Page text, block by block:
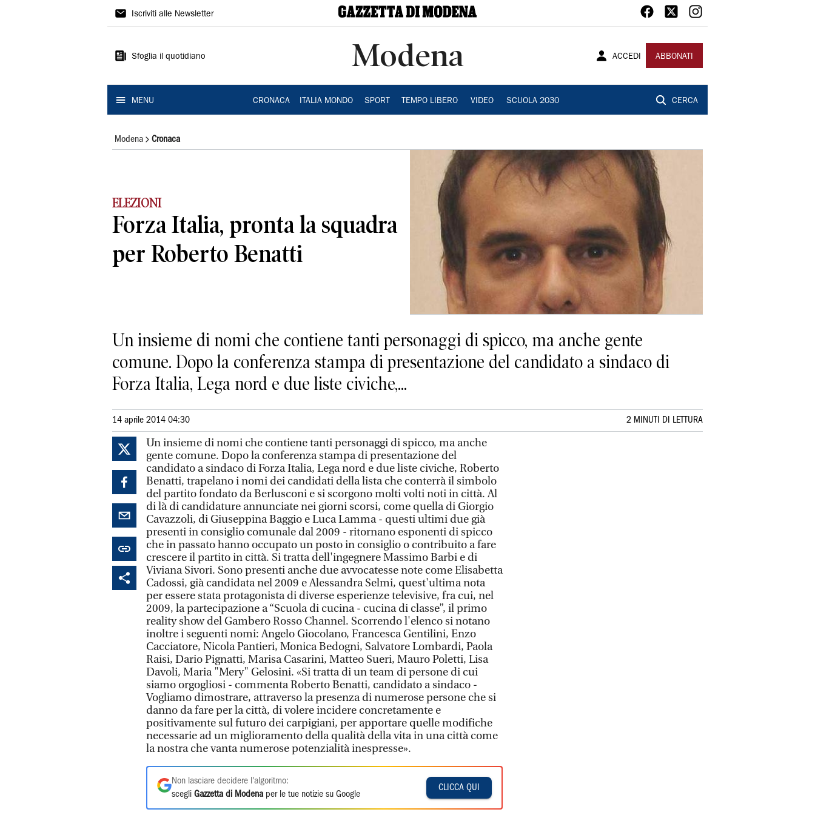
Gazzetta
Modena
Iscriviti alle Newsletter
Sfoglia il quotidiano Modena ACCEDI ABBONATI
MENU CRONACA ITALIA MONDO SPORT TEMPO LIBERO VIDEO SCUOLA 2030 CERCA
Modena Cronaca
ELEZIONI
Forza Italia, pronta la squadra
per Roberto Benatti
Un insieme di nomi che contiene tanti personaggi di spicco, ma anche gente
comune. Dopo la conferenza stampa di presentazione del candidato a sindaco di
Forza Italia, Lega nord e due liste civiche,...
14 aprile 2014 04:30 2 MINUTI DI LETTURA
Un insieme di nomi che contiene tanti personaggi di spicco, ma anche
gente comune. Dopo la conferenza stampa di presentazione del
candidato a sindaco di Forza Italia, Lega nord e due liste civiche, Roberto
Benatti, trapelano i nomi dei candidati della lista che conterrà il simbolo
del partito fondato da Berlusconi e si scorgono molti volti noti in città. Al
di là di candidature annunciate nei giorni scorsi, come quella di Giorgio
Cavazzoli, di Giuseppina Baggio e Luca Lamma - questi ultimi due già
presenti in consiglio comunale dal 2009 - ritornano esponenti di spicco
che in passato hanno occupato un posto in consiglio o contribuito a fare
crescere il partito in città. Si tratta dell'ingegnere Massimo Barbi e di
Viviana Sivori. Sono presenti anche due avvocatesse note come Elisabetta
Cadossi, già candidata nel 2009 e Alessandra Selmi, quest'ultima nota
per essere stata protagonista di diverse esperienze televisive, fra cui, nel
2009, la partecipazione a “Scuola di cucina - cucina di classe”, il primo
reality show del Gambero Rosso Channel. Scorrendo l'elenco si notano
inoltre i seguenti nomi: Angelo Giocolano, Francesca Gentilini, Enzo
Cacciatore, Nicola Pantieri, Monica Bedogni, Salvatore Lombardi, Paola
Raisi, Dario Pignatti, Marisa Casarini, Matteo Sueri, Mauro Poletti, Lisa
Davoli, Maria "Mery" Gelosini. «Si tratta di un team di persone di cui
siamo orgogliosi - commenta Roberto Benatti, candidato a sindaco -
Vogliamo dimostrare, attraverso la presenza di numerose persone che si
danno da fare per la città, di volere incidere concretamente e
positivamente sul futuro dei carpigiani, per apportare quelle modifiche
necessarie ad un miglioramento della qualità della vita in una città come
la nostra che vanta numerose potenzialità inespresse».
Non lasciare decidere l'algoritmo:
scegli Gazzetta di Modena per le tue notizie su Google
CLICCA QUI